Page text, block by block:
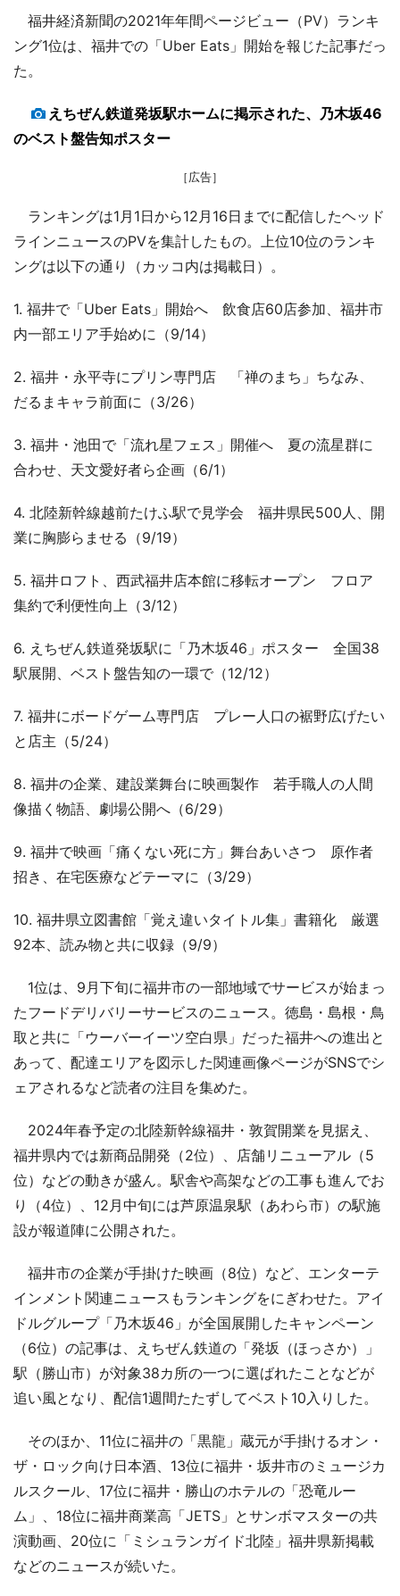
福井経済新聞の2021年年間ページビュー（PV）ランキ
ング1位は、福井での「Uber Eats」開始を報じた記事だっ
た。
えちぜん鉄道発坂駅ホームに掲示された、乃木坂46
のベスト盤告知ポスター
［広告］
ランキングは1月1日から12月16日までに配信したヘッド
ラインニュースのPVを集計したもの。上位10位のランキ
ングは以下の通り（カッコ内は掲載日）。
1. 福井で「Uber Eats」開始へ 飲食店60店参加、福井市
内一部エリア手始めに（9/14）
2. 福井・永平寺にプリン専門店 「禅のまち」ちなみ、
だるまキャラ前面に（3/26）
3. 福井・池田で「流れ星フェス」開催へ 夏の流星群に
合わせ、天文愛好者ら企画（6/1）
4. 北陸新幹線越前たけふ駅で見学会 福井県民500人、開
業に胸膨らませる（9/19）
5. 福井ロフト、西武福井店本館に移転オープン フロア
集約で利便性向上（3/12）
6. えちぜん鉄道発坂駅に「乃木坂46」ポスター 全国38
駅展開、ベスト盤告知の一環で（12/12）
7. 福井にボードゲーム専門店 プレー人口の裾野広げたい
と店主（5/24）
8. 福井の企業、建設業舞台に映画製作 若手職人の人間
像描く物語、劇場公開へ（6/29）
9. 福井で映画「痛くない死に方」舞台あいさつ 原作者
招き、在宅医療などテーマに（3/29）
10. 福井県立図書館「覚え違いタイトル集」書籍化 厳選
92本、読み物と共に収録（9/9）
1位は、9月下旬に福井市の一部地域でサービスが始まっ
たフードデリバリーサービスのニュース。徳島・島根・鳥
取と共に「ウーバーイーツ空白県」だった福井への進出と
あって、配達エリアを図示した関連画像ページがSNSでシ
ェアされるなど読者の注目を集めた。
2024年春予定の北陸新幹線福井・敦賀開業を見据え、
福井県内では新商品開発（2位）、店舗リニューアル（5
位）などの動きが盛ん。駅舎や高架などの工事も進んでお
り（4位）、12月中旬には芦原温泉駅（あわら市）の駅施
設が報道陣に公開された。
福井市の企業が手掛けた映画（8位）など、エンターテ
インメント関連ニュースもランキングをにぎわせた。アイ
ドルグループ「乃木坂46」が全国展開したキャンペーン
（6位）の記事は、えちぜん鉄道の「発坂（ほっさか）」
駅（勝山市）が対象38カ所の一つに選ばれたことなどが
追い風となり、配信1週間たたずしてベスト10入りした。
そのほか、11位に福井の「黒龍」蔵元が手掛けるオン・
ザ・ロック向け日本酒、13位に福井・坂井市のミュージカ
ルスクール、17位に福井・勝山のホテルの「恐竜ルー
ム」、18位に福井商業高「JETS」とサンボマスターの共
演動画、20位に「ミシュランガイド北陸」福井県新掲載
などのニュースが続いた。